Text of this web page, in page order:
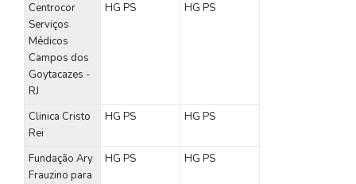
Centrocor
Serviços
Médicos
Campos dos
Goytacazes -
RJ
HG PS HG PS
Clinica Cristo
Rei
HG PS HG PS
Fundação Ary
Frauzino para
HG PS HG PS